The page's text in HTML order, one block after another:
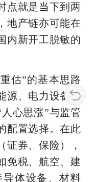
点就是当下到两
地产链亦可能在
内新开工脱敏的
估”的基本思路
源、电力设备构
心思涨”与监管
配置选择。在此
证券、保险），
免税、航空、建
体设备、材料